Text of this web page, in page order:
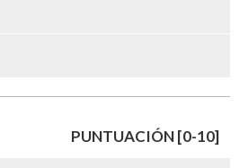
PUNTUACIÓN [0-10]